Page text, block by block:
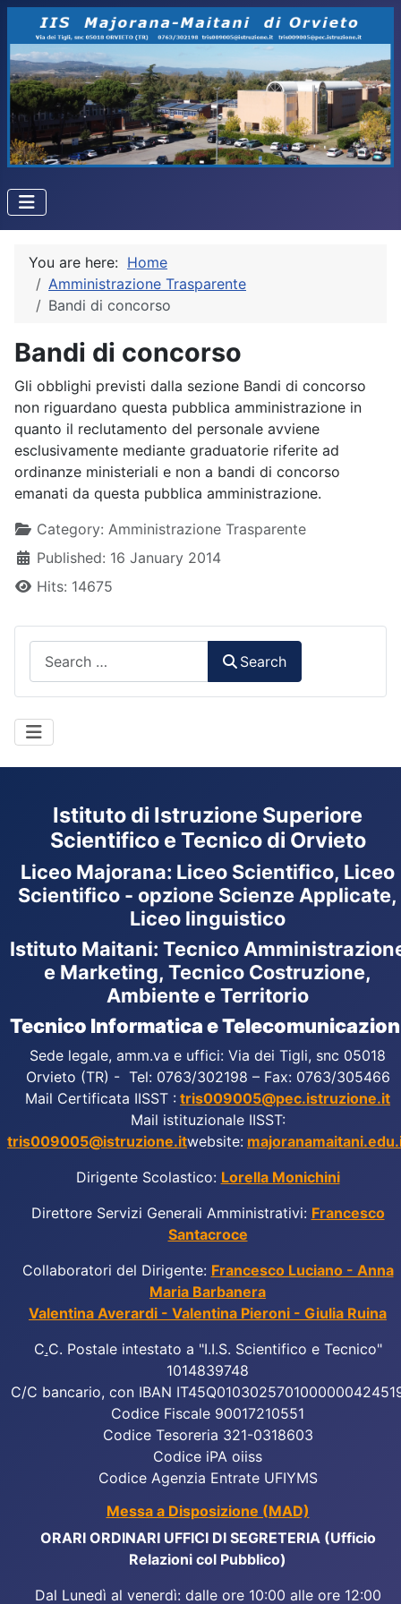
You are here: Home
Amministrazione Trasparente
Bandi di concorso
Bandi di concorso
Gli obblighi previsti dalla sezione Bandi di concorso
non riguardano questa pubblica amministrazione in
quanto il reclutamento del personale avviene
esclusivamente mediante graduatorie riferite ad
ordinanze ministeriali e non a bandi di concorso
emanati da questa pubblica amministrazione.
DetailsCategory: Amministrazione Trasparente
Published: 16 January 2014
Hits: 14675
Search
Istituto di Istruzione Superiore
Scientifico e Tecnico di Orvieto
Liceo Majorana: Liceo Scientifico, Liceo
Scientifico - opzione Scienze Applicate,
Liceo linguistico
Istituto Maitani: Tecnico
e Marketing, Tecnico Costruzione,
Ambiente e Territorio
Tecnico Informatica e
Sede legale, amm.va e uffici: Via dei Tigli, snc 05018
Orvieto (TR) - Tel: 0763/302198 – Fax: 0763/305466
Mail Certificata IISST : tris009005@pec.istruzione.it
Mail istituzionale IISST:
tris009005@istruzione.itwebsite:
Dirigente Scolastico: Lorella Monichini
Direttore Servizi Generali Amministrativi: Francesco
Santacroce
Collaboratori del Dirigente: Francesco Luciano - Anna
Maria Barbanera
Valentina Averardi - Valentina Pieroni - Giulia Ruina
C.C. Postale intestato a "I.I.S. Scientifico e Tecnico"
1014839748
C/C bancario, con IBAN
Codice Fiscale 90017210551
Codice Tesoreria 321-0318603
Codice iPA oiiss
Codice Agenzia Entrate UFIYMS
Messa a Disposizione (MAD)
ORARI ORDINARI UFFICI DI SEGRETERIA (Ufficio
Relazioni col Pubblico)
Dal Lunedì al venerdì: dalle ore 10:00 alle ore 12:00